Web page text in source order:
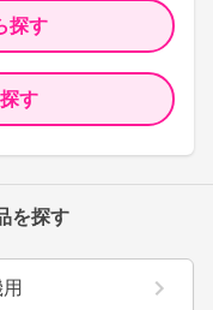
探す
す
を探す